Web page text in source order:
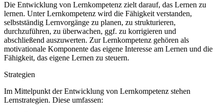
Die Entwicklung von Lernkompetenz zielt darauf, das Lernen zu
lernen. Unter Lernkompetenz wird die Fähigkeit verstanden,
selbstständig Lernvorgänge zu planen, zu strukturieren,
durchzuführen, zu überwachen, ggf. zu korrigieren und
abschließend auszuwerten. Zur Lernkompetenz gehören als
motivationale Komponente das eigene Interesse am Lernen und die
Fähigkeit, das eigene Lernen zu steuern.
Strategien
Im Mittelpunkt der Entwicklung von Lernkompetenz stehen
Lernstrategien. Diese umfassen: